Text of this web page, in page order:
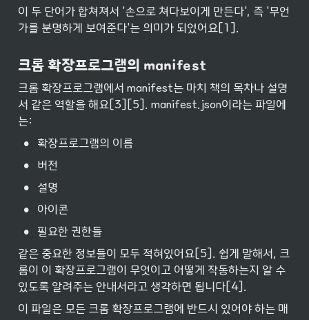
이 두 단어가 합쳐져서 '손으로 쳐다보이게 만든다', 즉 '무언
가를 분명하게 보여준다'는 의미가 되었어요[1].
크롬 확장프로그램의 manifest
크롬 확장프로그램에서 manifest는 마치 책의 목차나 설명
서 같은 역할을 해요[3][5]. manifest.json이라는 파일에
는:
• 확장프로그램의 이름
• 버전
• 설명
• 아이콘
•
필요한 권한들
같은 중요한 정보들이 모두 적혀있어요[5]. 쉽게 말해서, 크
롬이 이 확장프로그램이 무엇이고 어떻게 작동하는지 알 수
있도록 알려주는 안내서라고 생각하면 됩니다[4].
이 파일은 모든 크롬 확장프로그램에 반드시 있어야 하는 매